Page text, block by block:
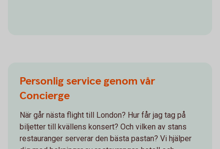
Personlig service genom vår
Concierge
När går nästa flight till London? Hur får jag tag på
biljetter till kvällens konsert? Och vilken av stans
restauranger serverar den bästa pastan? Vi hjälper